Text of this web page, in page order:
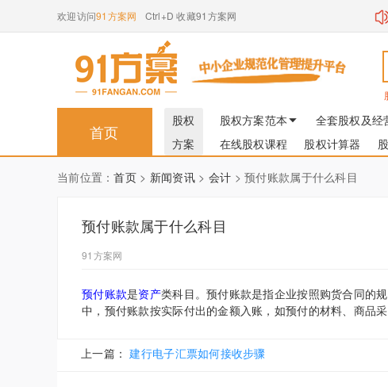
欢迎访问91方案网 Ctrl+D 收藏91方案网
首页
股权
方案
股权方案范本
全套股权及经
在线股权课程
股权计算器
当前位置：首页> 新闻资讯> 会计 > 预付账款属于什么科目
预付账款属于什么科目
91方案网
预付账款是资产类科目。预付账款是指企业按照购货合同的
中，预付账款按实际付出的金额入账，如预付的材料、商品
上一篇： 建行电子汇票如何接收步骤